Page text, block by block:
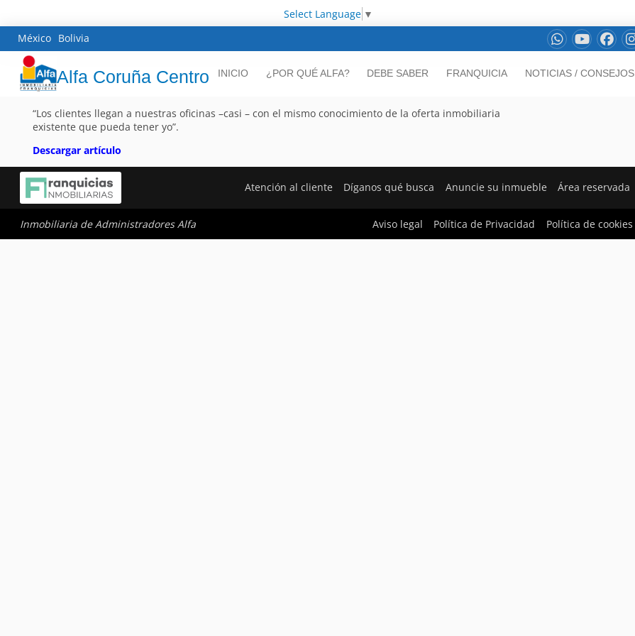
Select Language ▼
México Bolivia
Alfa Coruña Centro INICIO ¿POR QUÉ ALFA? DEBE SABER FRANQUICIA NOTICIAS / CONSEJOS
“Los clientes llegan a nuestras oficinas –casi – con el mismo conocimiento de la oferta inmobiliaria
existente que pueda tener yo”.
Descargar artículo
Atención al cliente Díganos qué busca Anuncie su inmueble Área reservada
Inmobiliaria de Administradores Alfa Aviso legal Política de Privacidad Política de cookies